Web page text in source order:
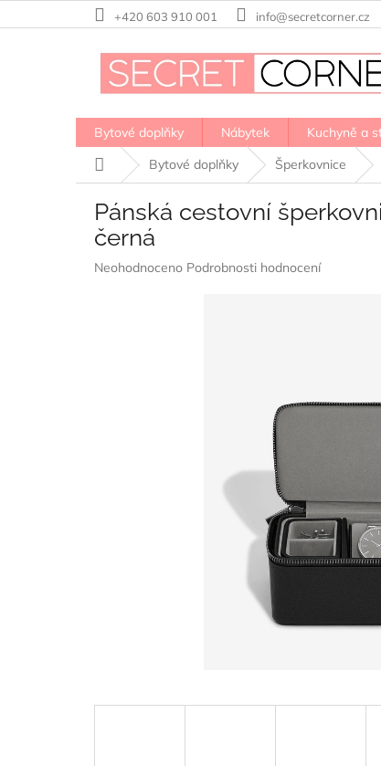
na
+420 603 910 001 info@secretcorner.cz
Bytové doplňky Nábytek Kuchyně a
Domů
Bytové doplňky Šperkovnice
Pánská cestovní
černá
Průměrné
Neohodnoceno Podrobnosti hodnocení